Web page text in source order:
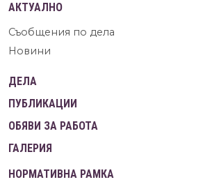
АКТУАЛНО
Съобщения по дела
Новини
ДЕЛА
ПУБЛИКАЦИИ
ОБЯВИ ЗА РАБОТА
ГАЛЕРИЯ
НОРМАТИВНА РАМКА